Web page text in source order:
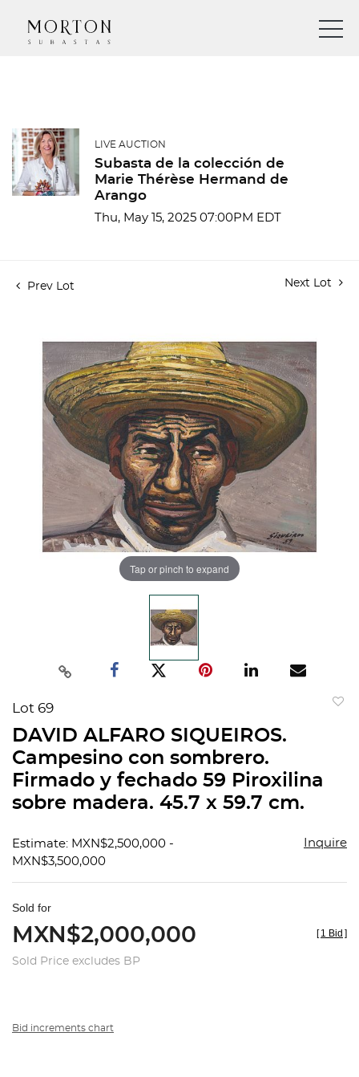
LIVE AUCTION
Subasta de la colección de
Marie Thérèse Hermand de
Arango
Thu, May 15, 2025 07:00PM EDT
Prev Lot Next Lot
Tap or pinch to expand
Lot 69
DAVID ALFARO SIQUEIROS.
Campesino con sombrero.
Firmado y fechado 59 Piroxilina
sobre madera. 45.7 x 59.7 cm.
Estimate: MXN$2,500,000 -
MXN$3,500,000
Inquire
Sold for
MXN$2,000,000
Sold Price excludes BP
[ 1 Bid ]
Bid increments chart